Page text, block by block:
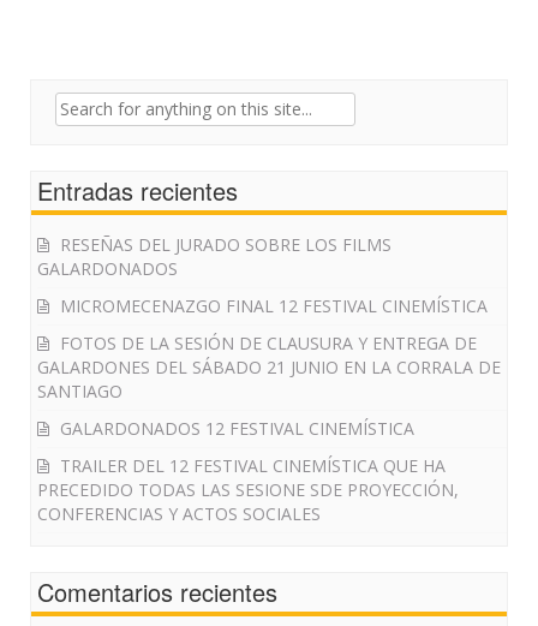
Search
Entradas recientes
RESEÑAS DEL JURADO SOBRE LOS FILMS
GALARDONADOS
MICROMECENAZGO FINAL 12 FESTIVAL CINEMÍSTICA
FOTOS DE LA SESIÓN DE CLAUSURA Y ENTREGA DE
GALARDONES DEL SÁBADO 21 JUNIO EN LA CORRALA DE
SANTIAGO
GALARDONADOS 12 FESTIVAL CINEMÍSTICA
TRAILER DEL 12 FESTIVAL CINEMÍSTICA QUE HA
PRECEDIDO TODAS LAS SESIONE SDE PROYECCIÓN,
CONFERENCIAS Y ACTOS SOCIALES
Comentarios recientes